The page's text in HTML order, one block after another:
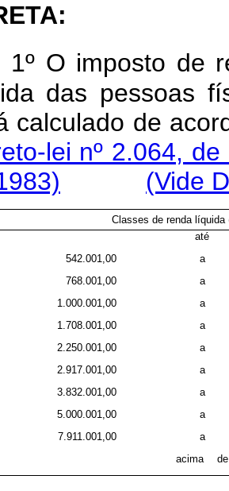
1º O imposto de
das pessoas
calculado de
lei nº 2.064, de
(Vide
Classes de renda líquida
até
542.001,00
a
768.001,00
a
1.000.001,00
a
1.708.001,00
a
2.250.001,00
a
2.917.001,00
a
3.832.001,00
a
5.000.001,00
a
7.911.001,00
a
acima de